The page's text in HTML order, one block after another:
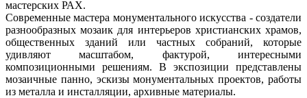
мастерских РАХ.
Современные мастера монументального искусства - создатели
разнообразных мозаик для интерьеров христианских храмов,
общественных зданий или частных собраний, которые
удивляют масштабом, фактурой, интересными
композиционными решениям. В экспозиции представлены
мозаичные панно, эскизы монументальных проектов, работы
из металла и инсталляции, архивные материалы.